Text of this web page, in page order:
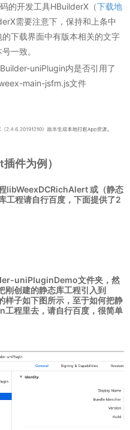
的开发工具HBuilderX（下载地
需要注意下，保持和上条中
下载界面中有版本相关的文字
一致。
uniPlugin内是否引用了
main-jsfm.js文件
件为例）
libWeexDCRichAlert 或（静态
工程请自行百度，下面提供了2
uniPluginDemo文件夹，然
创建的静态库工程引入到
子如下图所示，至于如何把静
程里去，请自行百度，很简单